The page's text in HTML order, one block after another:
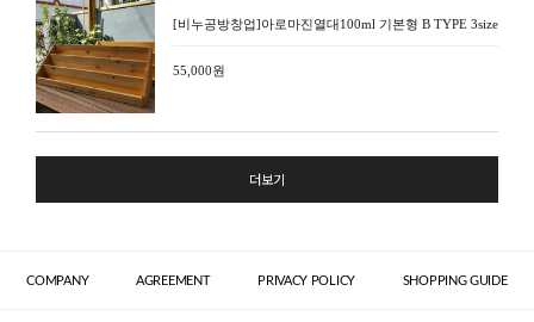
[비누공방창업]아로마진열대100ml 기본형 B TYPE 3size
55,000원
더보기
COMPANY AGREEMENT PRIVACY POLICY SHOPPING GUIDE